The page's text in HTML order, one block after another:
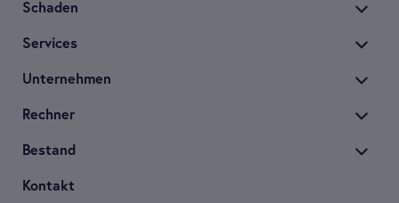
Scha­den
Ser­vices
Unter­neh­men
Rech­ner
Bestand
Kon­takt